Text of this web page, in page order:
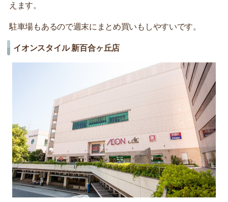
えます。
駐車場もあるので週末にまとめ買いもしやすいです。
イオンスタイル 新百合ヶ丘店